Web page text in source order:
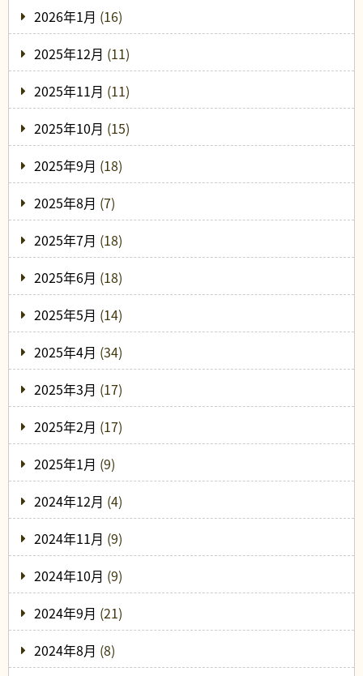
2026年1月 (16)
2025年12月 (11)
2025年11月 (11)
2025年10月 (15)
2025年9月 (18)
2025年8月 (7)
2025年7月 (18)
2025年6月 (18)
2025年5月 (14)
2025年4月 (34)
2025年3月 (17)
2025年2月 (17)
2025年1月 (9)
2024年12月 (4)
2024年11月 (9)
2024年10月 (9)
2024年9月 (21)
2024年8月 (8)